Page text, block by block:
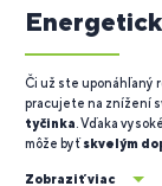
Či už ste uponáhľaný
pracujete na znížení
tyčinka . Vďaka
môže byťskvelým
Zobraziť viac